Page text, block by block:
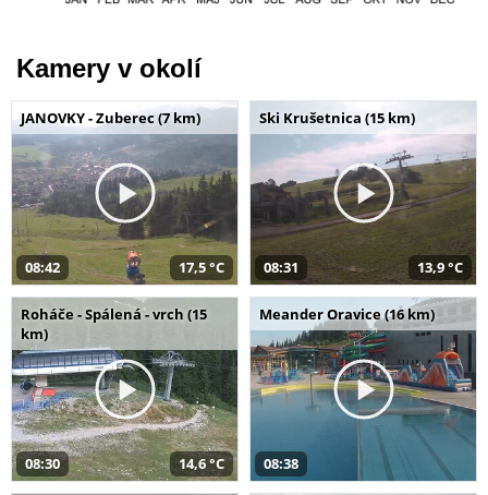
Kamery v okolí
JANOVKY - Zuberec (7 km)
08:42 17,5 °C
Ski Krušetnica (15 km)
08:31 13,9 °C
Roháče - Spálená - vrch (15
km)
08:30 14,6 °C
Meander Oravice (16 km)
08:38